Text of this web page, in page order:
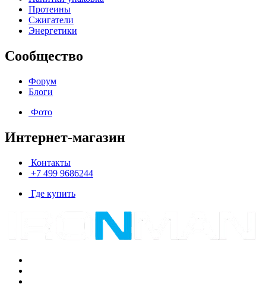
Протеины
Сжигатели
Энергетики
Сообщество
Форум
Блоги
Фото
Интернет-магазин
Контакты
+7 499 9686244
Где купить